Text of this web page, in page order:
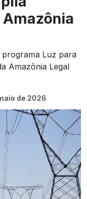
Luz para
Amazônia Legal
de 2026